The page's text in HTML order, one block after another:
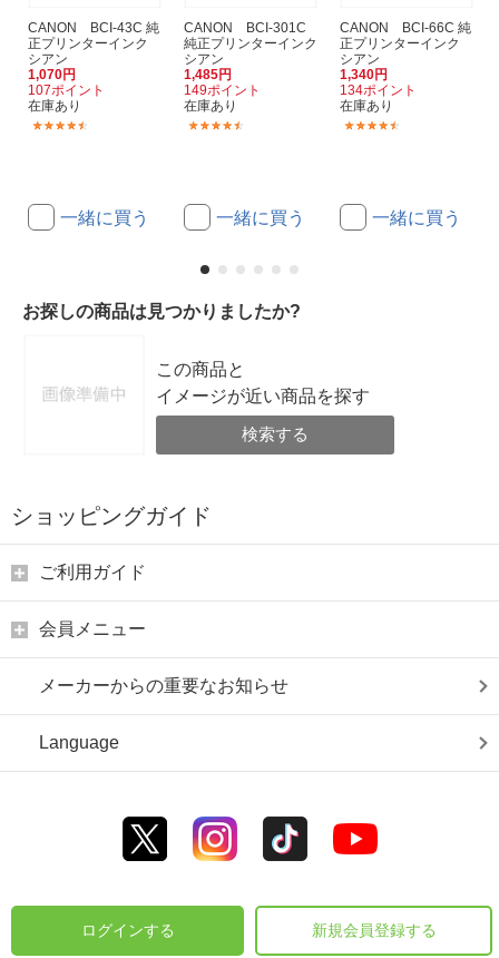
CANON BCI-43C 純
正プリンターインク
シアン
1,070円
107ポイント
在庫あり
一緒に買う
CANON BCI-301C
純正プリンターインク
シアン
1,485円
149ポイント
在庫あり
一緒に買う
CANON BCI-66C 純
正プリンターインク
シアン
1,340円
134ポイント
在庫あり
一緒に買う
お探しの商品は見つかりましたか?
この商品と
イメージが近い商品を探す
検索する
ショッピングガイド
ご利用ガイド
会員メニュー
メーカーからの重要なお知らせ
Language
ログインする 新規会員登録する